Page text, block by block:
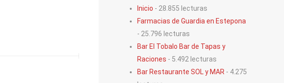
Inicio - 28.855 lecturas
Farmacias de Guardia en Estepona
- 25.796 lecturas
Bar El Tobalo Bar de Tapas y
Raciones - 5.492 lecturas
Bar Restaurante SOL y MAR - 4.275